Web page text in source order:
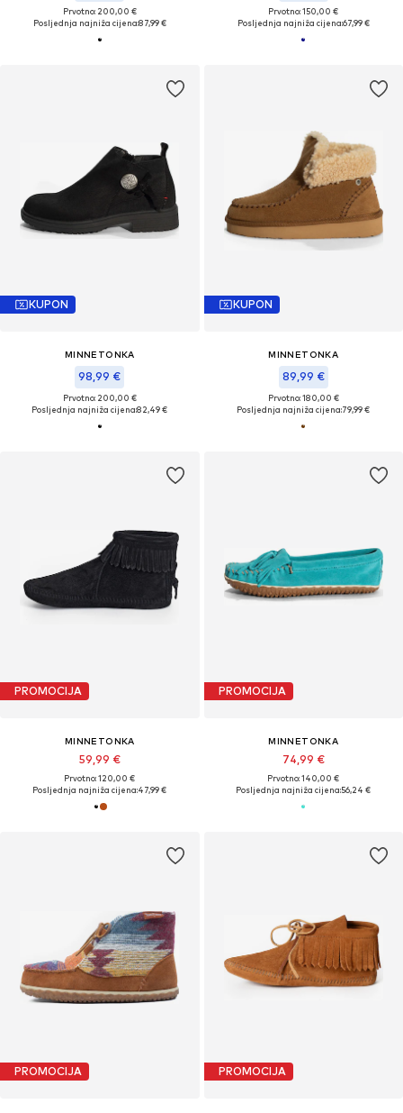
Prvotno: 200,00 €
Posljednja najniža cijena:87,99 €
Prvotno: 150,00 €
Posljednja najniža cijena:67,99 €
KUPON
MINNETONKA
98,99 €
Prvotno: 200,00 €
Posljednja najniža cijena:82,49 €
KUPON
MINNETONKA
89,99 €
Prvotno: 180,00 €
Posljednja najniža cijena:79,99 €
PROMOCIJA
MINNETONKA
59,99 €
Prvotno: 120,00 €
Posljednja najniža cijena:47,99 €
PROMOCIJA
MINNETONKA
74,99 €
Prvotno: 140,00 €
Posljednja najniža cijena:56,24 €
PROMOCIJA PROMOCIJA